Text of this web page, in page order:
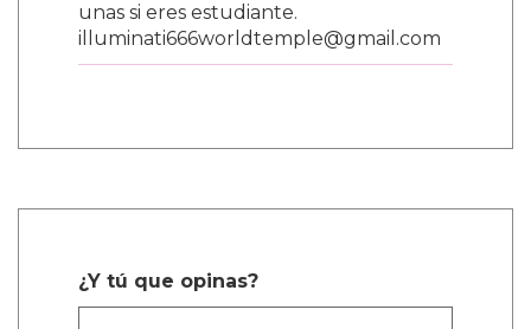
unas si eres estudiante.
illuminati666worldtemple@gmail.com
¿Y tú que opinas?